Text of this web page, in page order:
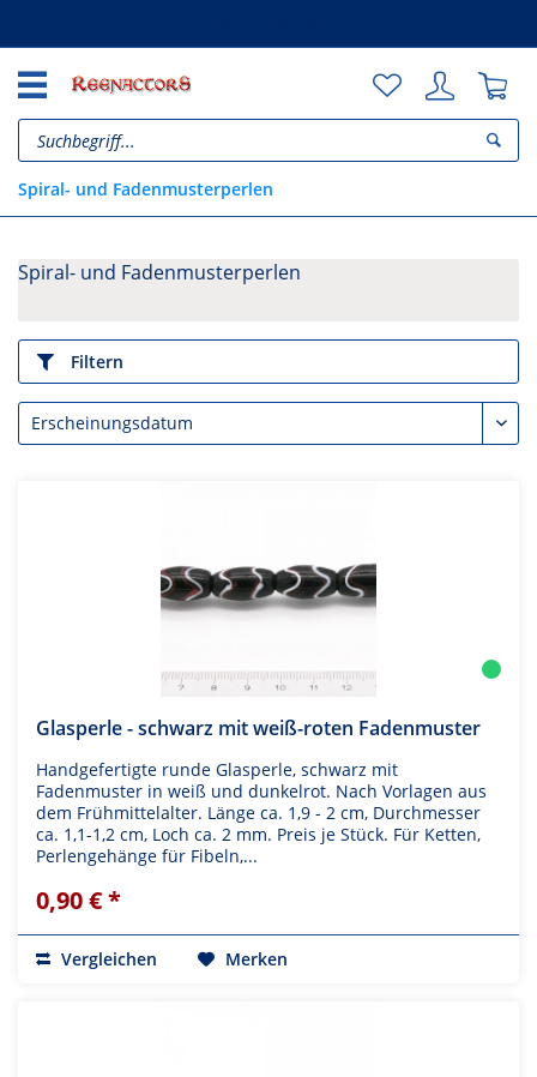
Spiral- und Fadenmusterperlen
Spiral- und Fadenmusterperlen
Filtern
Glasperle - schwarz mit weiß-roten Fadenmuster
Handgefertigte runde Glasperle, schwarz mit
Fadenmuster in weiß und dunkelrot. Nach Vorlagen aus
dem Frühmittelalter. Länge ca. 1,9 - 2 cm, Durchmesser
ca. 1,1-1,2 cm, Loch ca. 2 mm. Preis je Stück. Für Ketten,
Perlengehänge für Fibeln,...
0,90 € *
Vergleichen Merken